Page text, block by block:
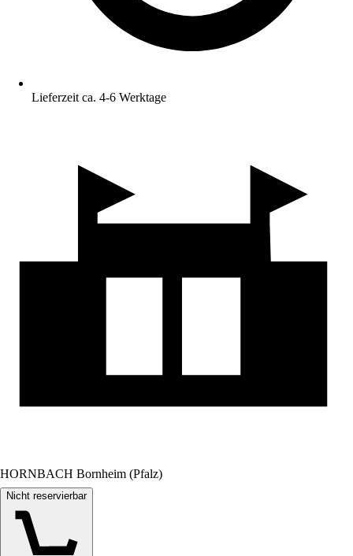
Lieferzeit ca. 4-6 Werktage
HORNBACH Bornheim (Pfalz)
Nicht reservierbar